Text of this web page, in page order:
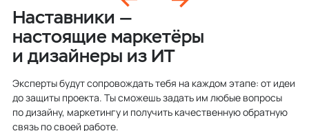
Наставники —
настоящие маркетёры
и дизайнеры из ИТ
Эксперты будут сопровождать тебя на каждом этапе: от идеи
до защиты проекта. Ты сможешь задать им любые вопросы
по дизайну, маркетингу и получить качественную обратную
связь по своей работе.